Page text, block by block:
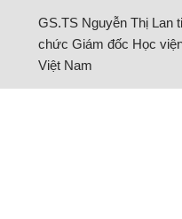
GS.TS Nguyễn Thị Lan
chức Giám đốc Học
Việt Nam